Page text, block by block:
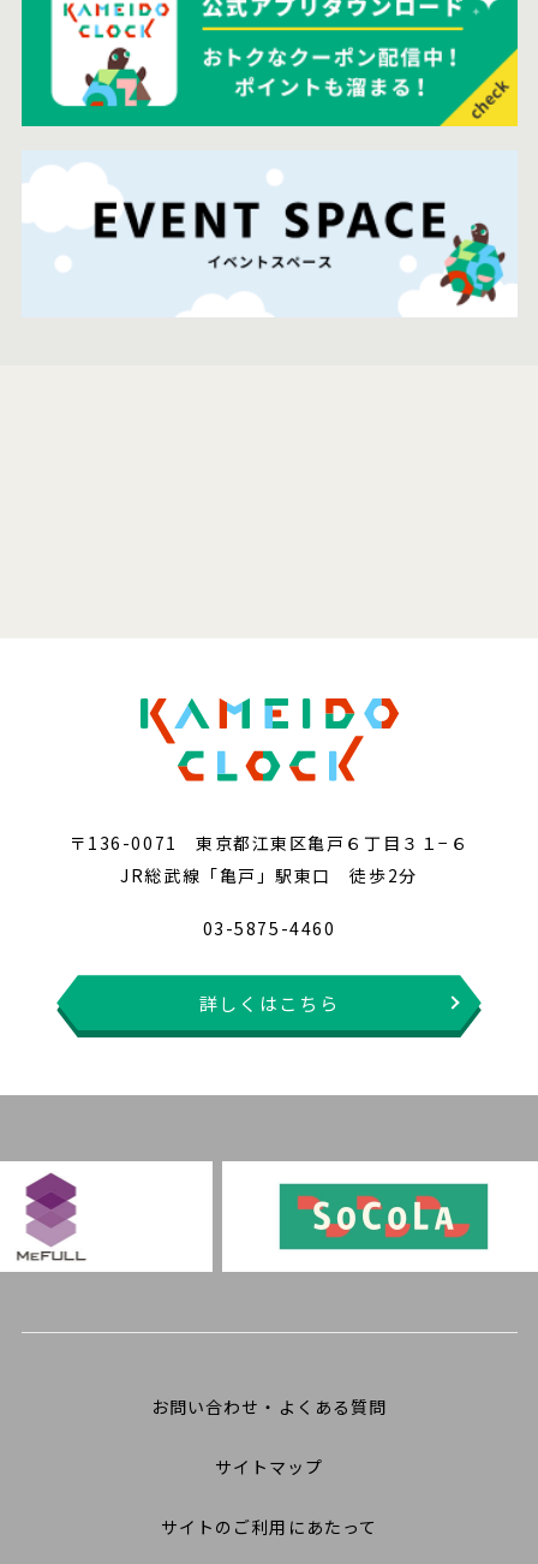
〒136-0071 東京都江東区亀戸６丁目３１−６
JR総武線「亀戸」駅東口 徒歩2分
03-5875-4460
詳しくはこちら
お問い合わせ・よくある質問
サイトマップ
サイトのご利用にあたって